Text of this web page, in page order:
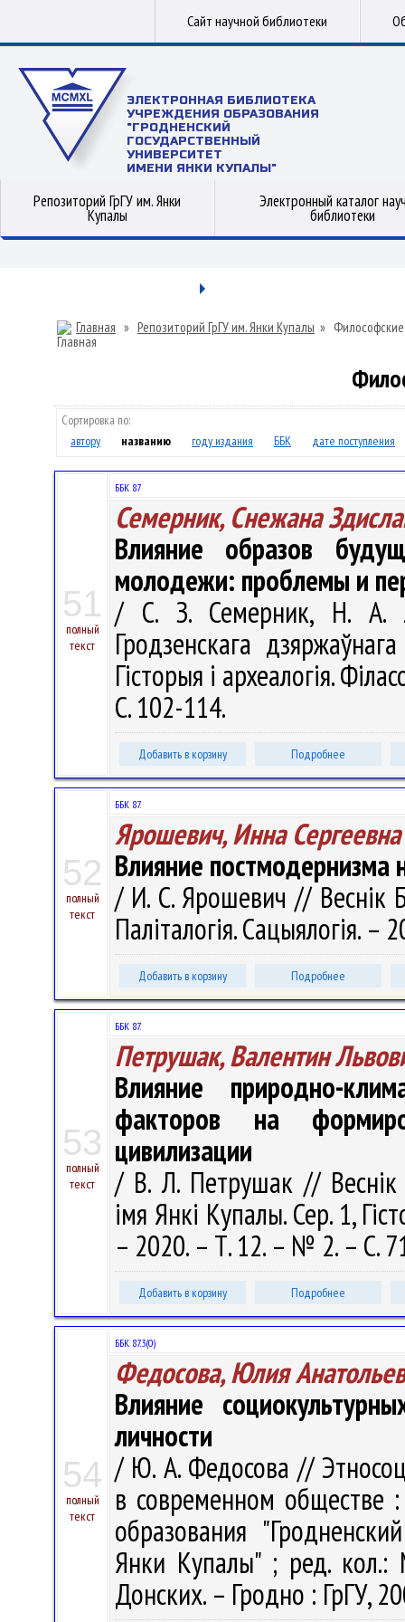
Сайт научной библиотеки
ЭЛЕКТРОННАЯ БИБЛИОТЕКА
УЧРЕЖДЕНИЯ ОБРАЗОВАНИЯ
"ГРОДНЕНСКИЙ
ГОСУДАРСТВЕННЫЙ
УНИВЕРСИТЕТ
ИМЕНИ ЯНКИ КУПАЛЫ"
Репозиторий ГрГУ им. Янки
Купалы
Электронный каталог
библиотеки
Главная » Репозиторий ГрГУ им. Янки Купалы »
Сортировка по:
автору
названию году издания ББК дате поступления
51
полный
текст
ББК 87
Семерник, Снежана
Влияние образов
молодежи: проблемы и
/ С. З. Семерник, Н. А.
Гродзенскага
Гісторыя і археалогія.
С. 102-114.
Добавить в корзину Подробнее
52
полный
текст
ББК 87.
Ярошевич, Инна Сергеевна
Влияние постмодернизма
/ И. С. Ярошевич // Веснік
Паліталогія. Сацыялогія.
Добавить в корзину Подробнее
53
полный
текст
ББК 87.
Петрушак, Валентин
Влияние природно-
факторов на
цивилизации
/ В. Л. Петрушак // Веснік
імя Янкі Купалы. Сер. 1,
– 2020. – Т. 12. – № 2. – С.
Добавить в корзину Подробнее
54
полный
текст
ББК 87.3(0)
Федосова, Юлия
Влияние
личности
/ Ю. А. Федосова //
в современном обществе
образования
Янки Купалы" ; ред.
Донских. – Гродно : ГрГУ,